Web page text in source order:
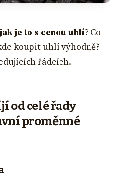
jak je to s cenou uhlí? Co
koupit uhlí výhodně?
řádcích.
od celé řady
proměnné